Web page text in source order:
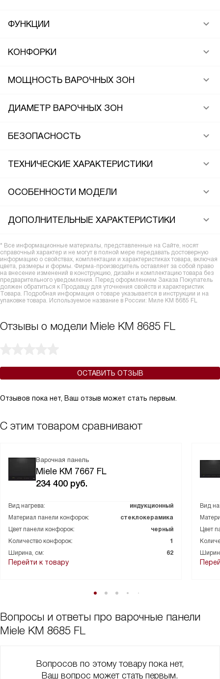
ФУНКЦИИ
КОНФОРКИ
МОЩНОСТЬ ВАРОЧНЫХ ЗОН
ДИАМЕТР ВАРОЧНЫХ ЗОН
БЕЗОПАСНОСТЬ
ТЕХНИЧЕСКИЕ ХАРАКТЕРИСТИКИ
ОСОБЕННОСТИ МОДЕЛИ
ДОПОЛНИТЕЛЬНЫЕ ХАРАКТЕРИСТИКИ
* Все информационные материалы, представленные на Сайте, носят
справочный характер и не могут в полной мере передавать достоверную
информацию о свойствах, комплектации и характеристиках товара, включая
цвета, размеры и формы. Фирма-производитель оставляет за собой право
на внесение изменений в конструкцию, дизайн и комплектацию товара без
предварительного уведомления. Перед оформлением Заказа Покупатель
должен обратиться к Продавцу для уточнения свойств и характеристик
Товара. Подробная информация о товаре указывается в инструкции и на
упаковке товара. Используемое название в России: Миле KM 8685 FL
Отзывы о модели Miele KM 8685 FL
ОСТАВИТЬ ОТЗЫВ
Отзывов пока нет, Ваш отзыв может стать первым.
С этим товаром сравнивают
Варочная панель
Miele KM 7667 FL
234 400 руб.
Вид нагрева:
индукционный
Материал панели конфорок:
стеклокерамика
Цвет панели конфорок:
черный
Количество конфорок:
1
Ширина, см:
62
Перейти к товару
Вид
Цвет
Вопросы и ответы про варочные панели
Miele KM 8685 FL
Вопросов по этому товару пока нет,
Ваш вопрос может стать первым.